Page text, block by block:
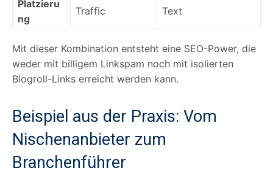
Platzieru
ng
Traffic
Text
Mit dieser Kombination entsteht eine SEO-Power, die
weder mit billigem Linkspam noch mit isolierten
Blogroll-Links erreicht werden kann.
Beispiel aus der Praxis: Vom
Nischenanbieter zum
Branchenführer